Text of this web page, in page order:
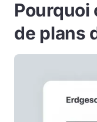
de plans